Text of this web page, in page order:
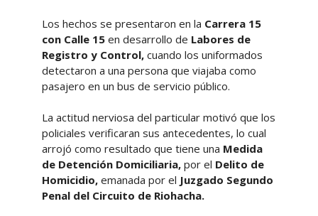
Los hechos se presentaron en la Carrera 15
con Calle 15en desarrollo de Labores de
Registro y Control,cuando los uniformados
detectaron a una persona que viajaba como
pasajero en un bus de servicio público.
La actitud nerviosa del particular motivó que los
policiales verificaran sus antecedentes, lo cual
arrojó como resultado que tiene una Medida
de Detención Domiciliaria,por el Delito de
Homicidio, emanada por el Juzgado Segundo
Penal del Circuito de Riohacha.